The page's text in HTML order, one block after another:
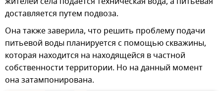
доставляется путем подвоза.
Она также заверила, что решить проблему подачи
питьевой воды планируется с помощью скважины,
которая находится на находящейся в частной
собственности территории. Но на данный момент
она затампонирована.